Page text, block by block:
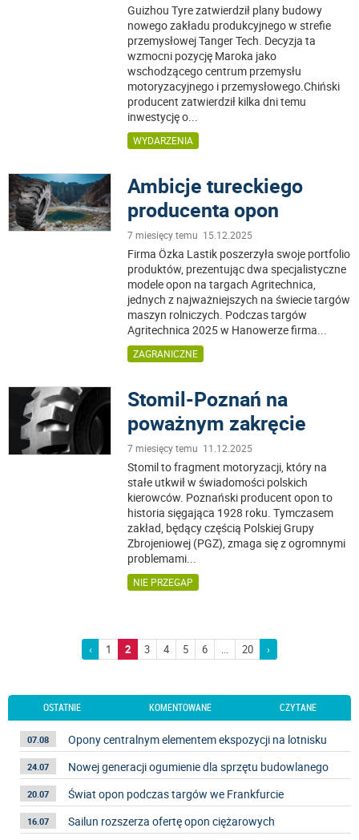
Guizhou Tyre zatwierdził plany budowy
nowego zakładu produkcyjnego w strefie
przemysłowej Tanger Tech. Decyzja ta
wzmocni pozycję Maroka jako
wschodzącego centrum przemysłu
motoryzacyjnego i przemysłowego.Chiński
producent zatwierdził kilka dni temu
inwestycję o...
WYDARZENIA
Ambicje tureckiego
producenta opon
7 miesięcy temu 15.12.2025
Firma Özka Lastik poszerzyła swoje portfolio
produktów, prezentując dwa specjalistyczne
modele opon na targach Agritechnica,
jednych z najważniejszych na świecie targów
maszyn rolniczych. Podczas targów
Agritechnica 2025 w Hanowerze firma...
ZAGRANICZNE
Stomil-Poznań na
poważnym zakręcie
7 miesięcy temu 11.12.2025
Stomil to fragment motoryzacji, który na
stałe utkwił w świadomości polskich
kierowców. Poznański producent opon to
historia sięgająca 1928 roku. Tymczasem
zakład, będący częścią Polskiej Grupy
Zbrojeniowej (PGZ), zmaga się z ogromnymi
problemami...
NIE PRZEGAP
‹ 1 2 3 4 5 6 ... 20 ›
OSTATNIE KOMENTOWANE CZYTANE
07.08 Opony centralnym elementem ekspozycji na lotnisku
24.07 Nowej generacji ogumienie dla sprzętu budowlanego
20.07 Świat opon podczas targów we Frankfurcie
16.07 Sailun rozszerza ofertę opon ciężarowych